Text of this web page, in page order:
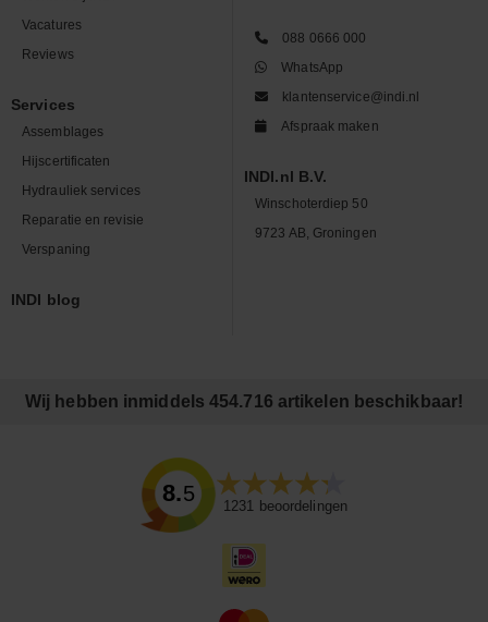
Vacatures
Reviews
Services
Assemblages
Hijscertificaten
Hydrauliek services
Reparatie en revisie
Verspaning
INDI blog
088 0666 000
WhatsApp
klantenservice@indi.nl
Afspraak maken
INDI.nl B.V.
Winschoterdiep 50
9723 AB, Groningen
Wij hebben inmiddels 454.716 artikelen beschikbaar!
8.5
1231 beoordelingen